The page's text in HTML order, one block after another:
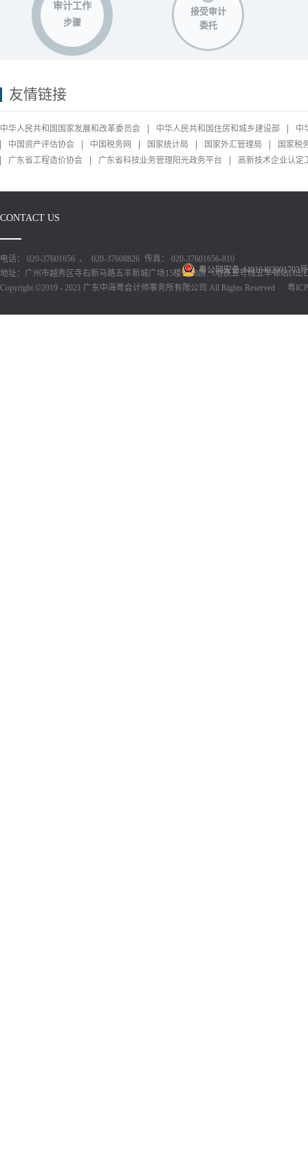
审计工作
步骤
接受审计
委托
友情链接
中华人民共和国国家发展和改革委员会 中华人民共和国住房和城乡建设部
中
中国资产评估协会
中国税务网 国家统计局 国家外汇管理局
国家税
广东省工程造价协会
广东省科技业务管理阳光政务平台 高新技术企业认定
CONTACT US
电话： 020-37601656 、 020-37608826 传真： 020-37601656-810
地址：广州市越秀区寺右新马路五羊新城广场15楼1518房（地铁五号线五羊邨站D出
Copyright ©2019 - 2021 广东中海粤会计师事务所有限公司 All Rights Reserved
粤ICP
粤公网安备 44010402001793号